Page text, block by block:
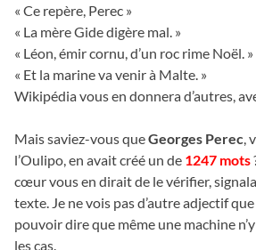
« Ce repère, Perec »
« La mère Gide digère mal. »
« Léon, émir cornu, d’un roc rime Noël.
« Et la marine va venir à Malte. »
Wikipédia vous en donnera d’autres,
Mais saviez-vous queGeorges Perec ,
l’Oulipo, en avait créé un de 1247 mots
cœur vous en dirait de le vérifier,
texte. Je ne vois pas d’autre adjectif que
pouvoir dire que même une machine
les cas.